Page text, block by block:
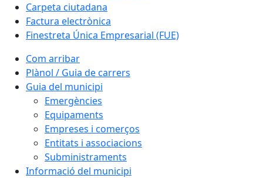
Carpeta ciutadana
Factura electrònica
Finestreta Única Empresarial (FUE)
Com arribar
Plànol / Guia de carrers
Guia del municipi
Emergències
Equipaments
Empreses i comerços
Entitats i associacions
Subministraments
Informació del municipi